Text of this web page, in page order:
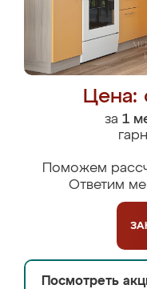
Цена:
за 1
Поможем
Ответим
Посмотреть